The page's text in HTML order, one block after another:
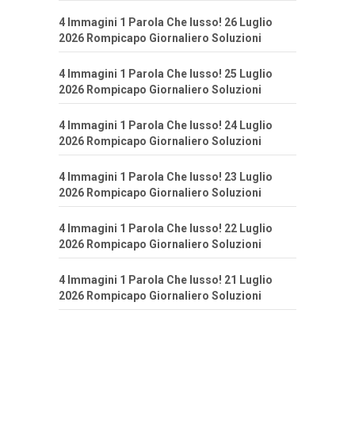
4 Immagini 1 Parola Che lusso! 26 Luglio
2026 Rompicapo Giornaliero Soluzioni
4 Immagini 1 Parola Che lusso! 25 Luglio
2026 Rompicapo Giornaliero Soluzioni
4 Immagini 1 Parola Che lusso! 24 Luglio
2026 Rompicapo Giornaliero Soluzioni
4 Immagini 1 Parola Che lusso! 23 Luglio
2026 Rompicapo Giornaliero Soluzioni
4 Immagini 1 Parola Che lusso! 22 Luglio
2026 Rompicapo Giornaliero Soluzioni
4 Immagini 1 Parola Che lusso! 21 Luglio
2026 Rompicapo Giornaliero Soluzioni